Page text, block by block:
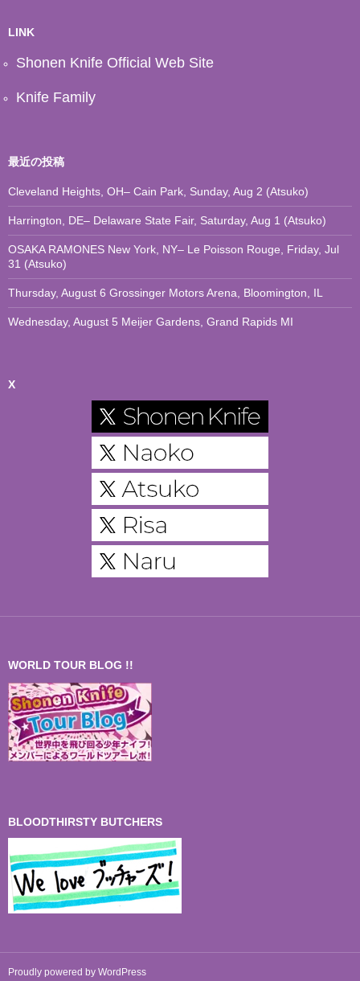
ブ
LINK
Shonen Knife Official Web Site
Knife Family
最近の投稿
Cleveland Heights, OH– Cain Park, Sunday, Aug 2 (Atsuko)
Harrington, DE– Delaware State Fair, Saturday, Aug 1 (Atsuko)
OSAKA RAMONES New York, NY– Le Poisson Rouge, Friday, Jul
31 (Atsuko)
Thursday, August 6 Grossinger Motors Arena, Bloomington, IL
Wednesday, August 5 Meijer Gardens, Grand Rapids MI
X
WORLD TOUR BLOG !!
BLOODTHIRSTY BUTCHERS
Proudly powered by WordPress